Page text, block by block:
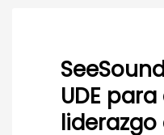
UDE
liderazgo